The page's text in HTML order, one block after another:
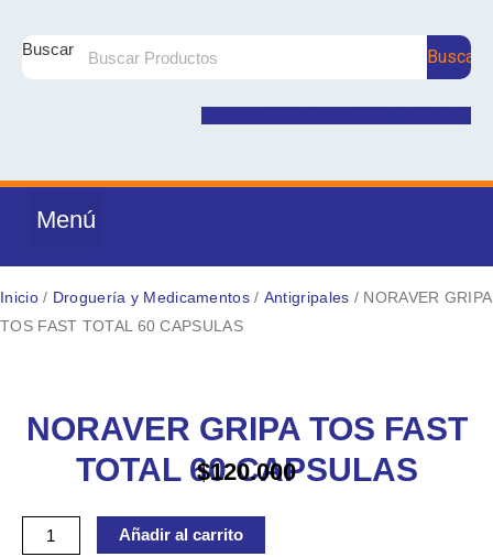
contenido
Buscar Buscar
Menú
Inicio/ Droguería y Medicamentos/ Antigripales / NORAVER GRIPA
TOS FAST TOTAL 60 CAPSULAS
NORAVER GRIPA TOS FAST
TOTAL 60 CAPSULAS
$120.000
TOS
60
CAPSULAS
Añadir al carrito